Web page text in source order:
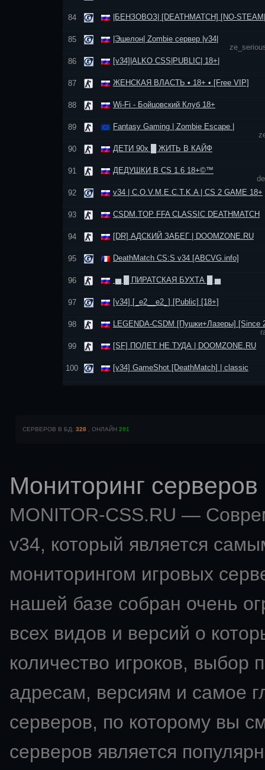
84 |БЕНЗОВОЗ| [DEATHMATCH] [NO-
85
|Эшелон| Zombie сервер |v34|
86
[v34]|ALKO CSS|PUBLIC| 18+|
87 ЖЕНСКАЯ ВЛАСТЬ • 18+ • [Free VIP]
88 Wi-Fi - Бойцовский Клуб 18+
89
Fantasy Gaming | Zombie Escape |
90
ДЕТИ 90х █ ЖИТЬ В КАЙФ
91
ДЕДУШКИ В CS 1.6 18+©™
92
v34 | C.O.V.M.E.C.T.K.A | CS 2 GAME 18+
93 CSDM.TOP FFA CLASSIC DEATHMATCH
94 [DR] АДСКИЙ ЗАБЕГ | DOOMZONE.RU
95 DeathMatch CS:S v34 [ABCVG.info]
96 ▅ █ ПИРАТСКАЯ БУХТА █ ▅
97 [v34] [_e2__e2_] [Public] [18+]
98
LEGENDA-CSDM [Пушки+Лазеры] [Since
99
[SF] ПОЛЕТ НЕ ТУДА | DOOMZONE.RU
100 [v34] GameShot [DeathMatch] | classic
СЕРВЕРОВ В БД: 328 , ОНЛАЙН 291
Мониторинг
MONITOR-CSS.RU —
v34, который является
мониторингом игровых
нашей базе собран очень
всех видов и версий о
количество игроков,
адресам, версиям и самое
серверов, по которому вы
серверов является